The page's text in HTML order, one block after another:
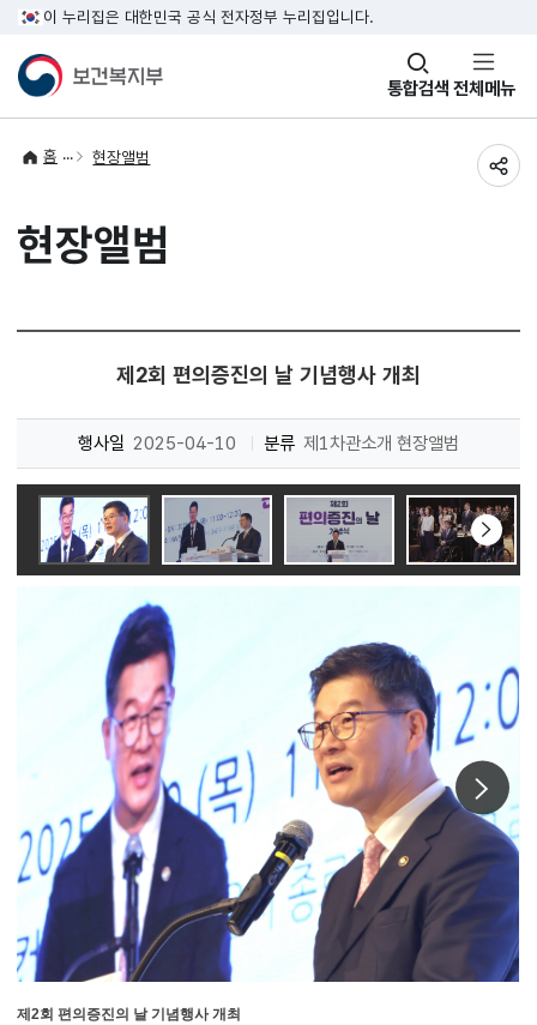
이 누리집은 대한민국 공식 전자정부 누리집입니다.
통합검색
창
열기 전체메뉴
홈 현장앨범
현장앨범
제2회 편의증진의 날 기념행사 개최
행사일 2025-04-10 분류 제1차관소개 현장앨범
다음
슬라
이동
다
제2회 편의증진의 날 기념행사 개최